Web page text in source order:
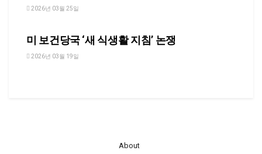
2026년 03월 25일
미 보건당국 ‘새 식생활 지침’ 논쟁
2026년 03월 19일
About